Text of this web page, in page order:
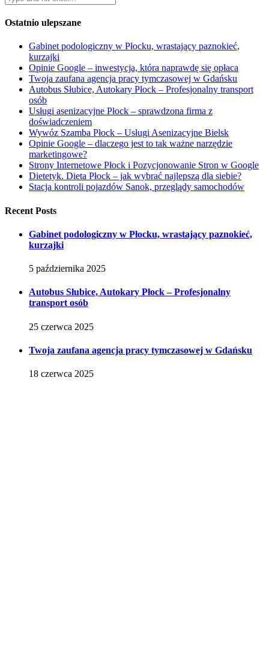
Ostatnio ulepszane
Gabinet podologiczny w Płocku, wrastający paznokieć,
kurzajki
Opinie Google – inwestycja, która naprawdę się opłaca
Twoja zaufana agencja pracy tymczasowej w Gdańsku
Autobus Słubice, Autokary Płock – Profesjonalny transport
osób
Usługi asenizacyjne Płock – sprawdzona firma z
doświadczeniem
Wywóz Szamba Płock – Usługi Asenizacyjne Bielsk
Opinie Google – dlaczego jest to tak ważne narzędzie
marketingowe?
Strony Internetowe Płock i Pozycjonowanie Stron w Google
Dietetyk. Dieta Płock – jak wybrać najlepszą dla siebie?
Stacja kontroli pojazdów Sanok, przeglądy samochodów
Recent Posts
Gabinet podologiczny w Płocku, wrastający paznokieć,
kurzajki
5 października 2025
Autobus Słubice, Autokary Płock – Profesjonalny
transport osób
25 czerwca 2025
Twoja zaufana agencja pracy tymczasowej w Gdańsku
18 czerwca 2025